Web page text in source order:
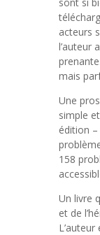
acteurs
l’auteur
mais
Une
simple
édition
158
Un livre
et de